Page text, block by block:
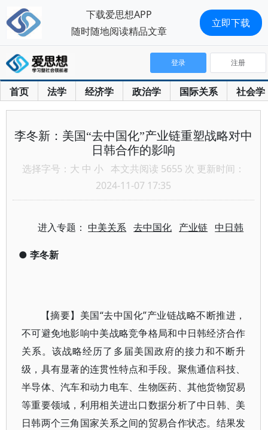
首页 法学 经济学 政治学 国际关系 社会学
登录 注册
李冬新：美国“去中国化”产业链重塑战略对中
日韩合作的影响
选择字号： 大 中 小 本文共阅读 5655 次 更新时间：
2024-11-07 17:35
进入专题：中美关系 去中国化 产业链 中日韩
● 李冬新
【摘要】美国“去中国化”产业链战略不断推进，
不可避免地影响中美战略竞争格局和中日韩经济合作
关系。该战略经历了多届美国政府的接力和不断升
级，具有显著的连贯性特点和手段。聚焦通信科技、
半导体、汽车和动力电车、生物医药、其他货物贸易
等重要领域，利用相关进出口数据分析了中日韩、美
日韩两个三角国家关系之间的贸易合作状态。结果发
下载爱思想APP
随时随地阅读精品文章
立即下载